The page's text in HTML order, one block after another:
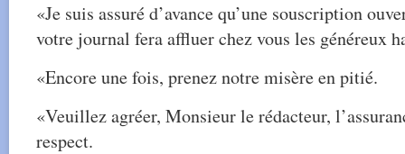
«Je suis assuré d’avance qu’une souscription
votre journal fera affluer chez vous les généreux
«Encore une fois, prenez notre misère en pitié.
«Veuillez agréer, Monsieur le rédacteur,
respect.